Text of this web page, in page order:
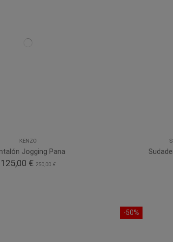
KENZO
Jogging Pana
125,00 € 250,00 €
-50%